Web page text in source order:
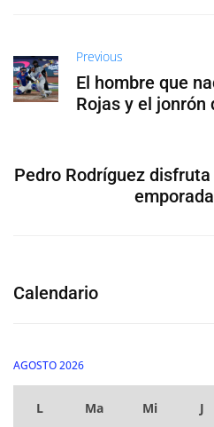
Previous
El hombre que
Rojas y el jonrón
Pedro Rodríguez
Calendario
AGOSTO 2026
L Ma Mi J